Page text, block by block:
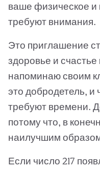
ваше физическое и
требуют внимания.
Это приглашение
здоровье и
напоминаю своим
это добродетель,
требуют времени.
потому что, в
наилучшим
Если число 217